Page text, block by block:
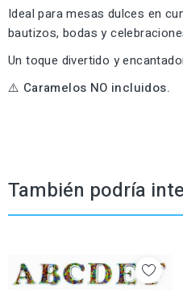
Ideal para mesas dulces en
bautizos, bodas y
Un toque divertido y
⚠️ Caramelos NO incluidos.
También podría